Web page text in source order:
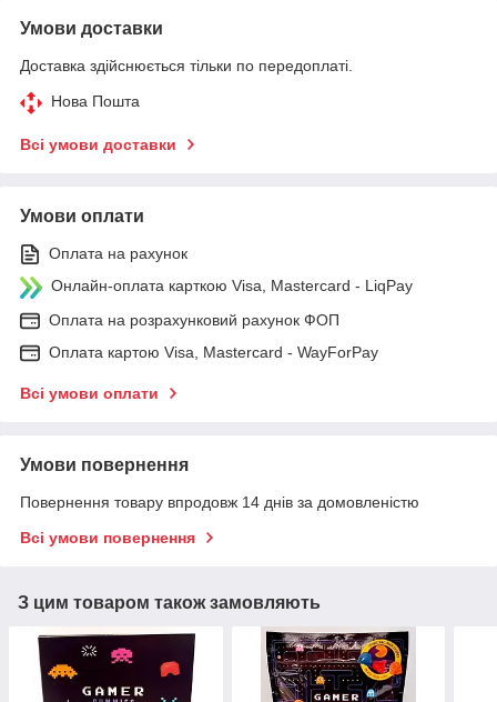
Умови доставки
Доставка здійснюється тільки по передоплаті.
Нова Пошта
Всі умови доставки
Умови оплати
Оплата на рахунок
Онлайн-оплата карткою Visa, Mastercard - LiqPay
Оплата на розрахунковий рахунок ФОП
Оплата картою Visa, Mastercard - WayForPay
Всі умови оплати
Умови повернення
Повернення товару впродовж 14 днів за домовленістю
Всі умови повернення
З цим товаром також замовляють